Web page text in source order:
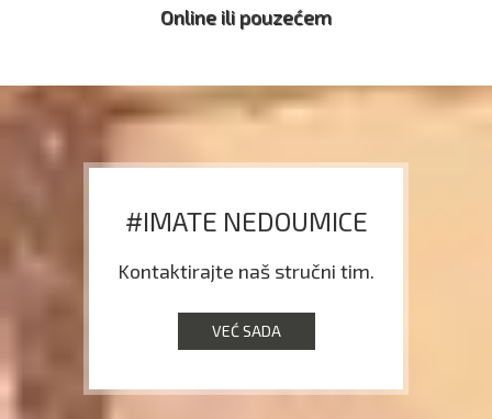
Online ili pouzećem
#IMATE NEDOUMICE
Kontaktirajte naš stručni tim.
VEĆ SADA